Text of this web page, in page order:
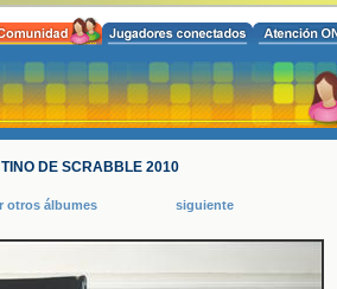
DE SCRABBLE 2010
otros álbumes siguiente